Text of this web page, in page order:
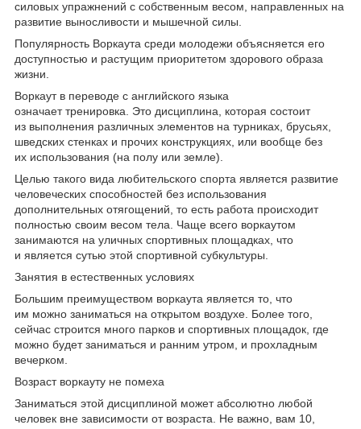
силовых упражнений с собственным весом, направленных на
развитие выносливости и мышечной силы.
Популярность Воркаута среди молодежи объясняется его
доступностью и растущим приоритетом здорового образа
жизни.
Воркаут в переводе с английского языка
означает тренировка. Это дисциплина, которая состоит
из выполнения различных элементов на турниках, брусьях,
шведских стенках и прочих конструкциях, или вообще без
их использования (на полу или земле).
Целью такого вида любительского спорта является развитие
человеческих способностей без использования
дополнительных отягощений, то есть работа происходит
полностью своим весом тела. Чаще всего воркаутом
занимаются на уличных спортивных площадках, что
и является сутью этой спортивной субкультуры.
Занятия в естественных условиях
Большим преимуществом воркаута является то, что
им можно заниматься на открытом воздухе. Более того,
сейчас строится много парков и спортивных площадок, где
можно будет заниматься и ранним утром, и прохладным
вечерком.
Возраст воркауту не помеха
Заниматься этой дисциплиной может абсолютно любой
человек вне зависимости от возраста. Не важно, вам 10,